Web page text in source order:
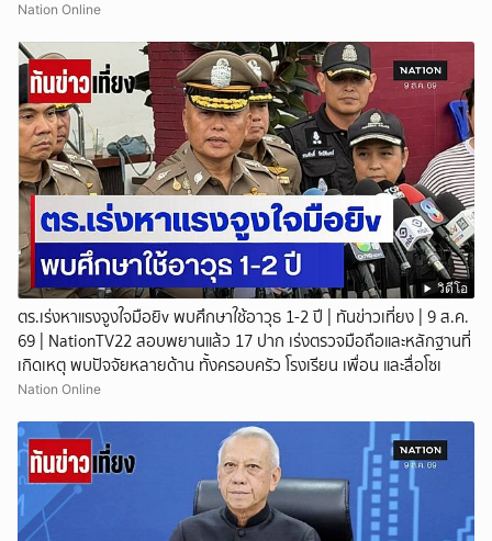
Nation Online
วิดีโอ
ตร.เร่งหาแรงจูงใจมือยิv พบศึกษาใช้อาวุธ 1-2 ปี | ทันข่าวเที่ยง | 9 ส.ค.
69 | NationTV22 สอบพยานแล้ว 17 ปาก เร่งตรวจมือถือและหลักฐานที่
เกิดเหตุ พบปัจจัยหลายด้าน ทั้งครอบครัว โรงเรียน เพื่อน และสื่อโซเ
Nation Online